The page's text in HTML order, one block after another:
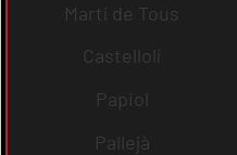
Martí de Tous
Castellolí
Papiol
Pallejà